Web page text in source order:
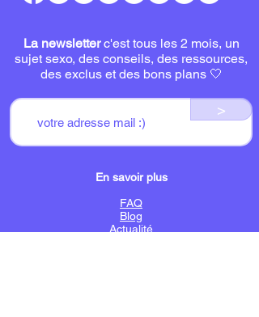
La newsletterc'est tous les 2 mois, un
sujet sexo, des conseils, des ressources,
des exclus et des bons plans 🤍
>
En savoir plus
FAQ
Blog
Actualité